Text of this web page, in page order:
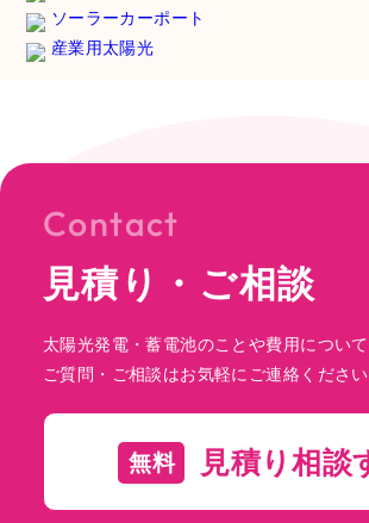
ソーラーカーポート
産業用太陽光
Contact
見積り・ご相談
太陽光発電・蓄電池のことや費用につい
ご質問・ご相談はお気軽にご連絡ください
無料 見積り相談